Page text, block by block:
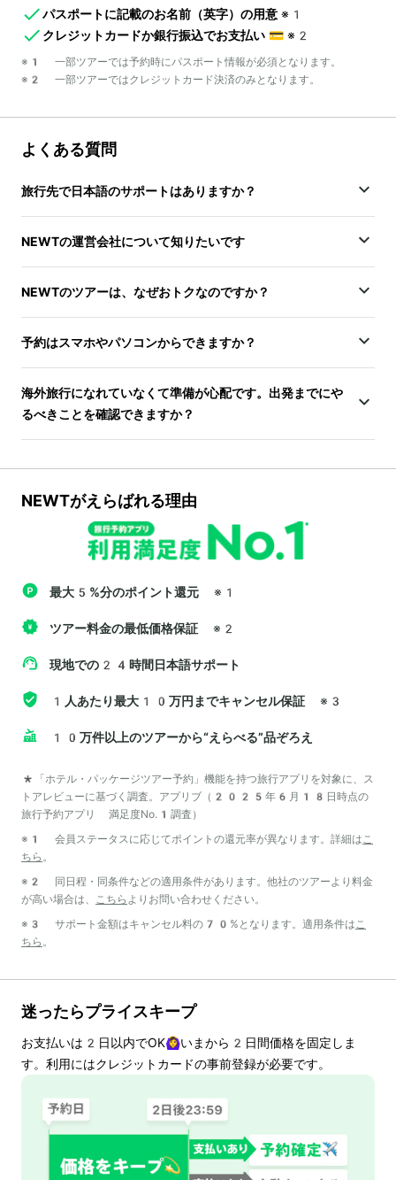
パスポートに記載のお名前（英字）の用意 ※1
クレジットカードか銀行振込でお支払い 💳 ※2
※1 一部ツアーでは予約時にパスポート情報が必須となります。
※2 一部ツアーではクレジットカード決済のみとなります。
よくある質問
旅行先で日本語のサポートはありますか？
NEWTの運営会社について知りたいです
NEWTのツアーは、なぜおトクなのですか？
予約はスマホやパソコンからできますか？
海外旅行になれていなくて準備が心配です。出発までにや
るべきことを確認できますか？
NEWTがえらばれる理由
最大5%分のポイント還元 ※1
ツアー料金の最低価格保証 ※2
現地での24時間日本語サポート
1人あたり最大10万円までキャンセル保証 ※3
10万件以上のツアーから“えらべる”品ぞろえ
*「ホテル・パッケージツアー予約」機能を持つ旅行アプリを対象に、ス
トアレビューに基づく調査。アプリブ（2025年6月18日時点の
旅行予約アプリ 満足度No.1調査）
※1 会員ステータスに応じてポイントの還元率が異なります。詳細は こ
ちら 。
※2 同日程・同条件などの適用条件があります。他社のツアーより料金
が高い場合は、
こちら よりお問い合わせください。
※3 サポート金額はキャンセル料の70%となります。適用条件は こ
ちら 。
迷ったらプライスキープ
お支払いは 2 日以内でOK🙆‍♀️いまから 2 日間価格を固定しま
す。利用にはクレジットカードの事前登録が必要です。